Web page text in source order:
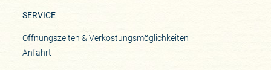
SERVICE
Öffnungszeiten & Verkostungsmöglichkeiten
Anfahrt